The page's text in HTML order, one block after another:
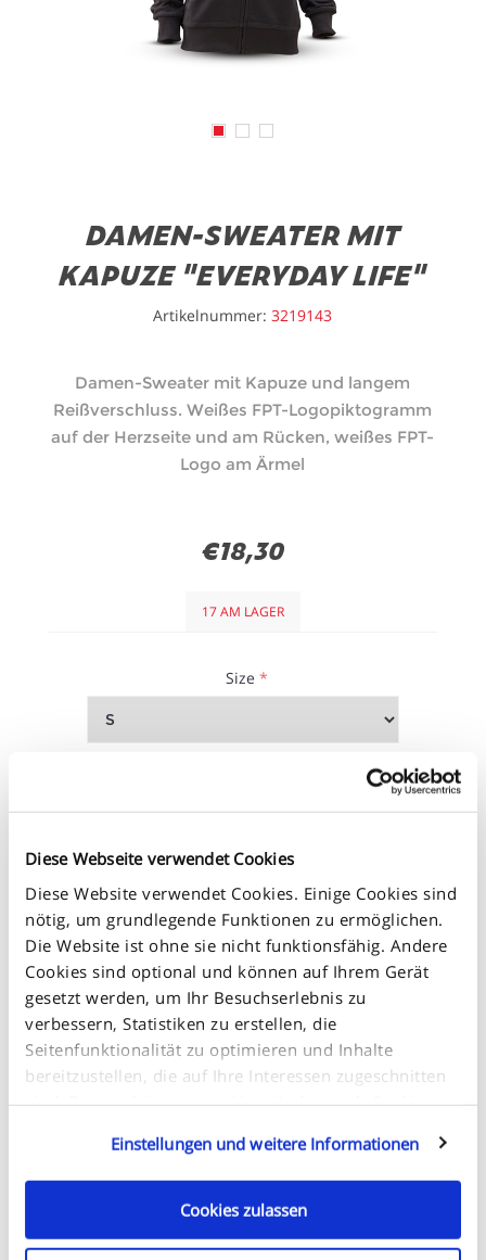
Diese Webseite verwendet Cookies
Diese Website verwendet Cookies. Einige Cookies sind
nötig, um grundlegende Funktionen zu ermöglichen.
Die Website ist ohne sie nicht funktionsfähig. Andere
Cookies sind optional und können auf Ihrem Gerät
gesetzt werden, um Ihr Besuchserlebnis zu
verbessern, Statistiken zu erstellen, die
Seitenfunktionalität zu optimieren und Inhalte
bereitzustellen, die auf Ihre Interessen zugeschnitten
sind. Dazu gehören unter Umständen auch Cookies,
welche auf unseren Webseiten erscheinen und von
solchen Dritten auch für ihre Zwecke verwendet
werden können. Klicken Sie auf „Einstellungen und
weitere Informationen“ für Details darüber, welche
Einstellungen und weitere Informationen
Cookies zulassen
DAMEN-SWEATER MIT
KAPUZE "EVERYDAY LIFE"
Artikelnummer: 3219143
Damen-Sweater mit Kapuze und langem
Reißverschluss. Weißes FPT-Logopiktogramm
auf der Herzseite und am Rücken, weißes FPT-
Logo am Ärmel
€18,30
17 AM LAGER
Size*
+
-